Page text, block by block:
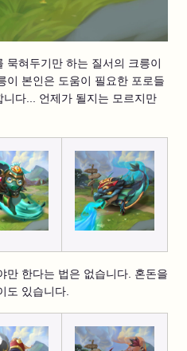
묵혀두기만 하는 질서의 크릉이
이 본인은 도움이 필요한 포로들
다... 언제가 될지는 모르지만
만 한다는 법은 없습니다. 혼돈을
도 있습니다.